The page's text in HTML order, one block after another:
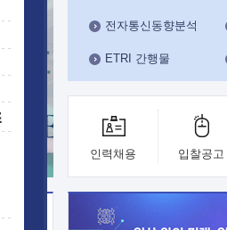
사업화본부
행정본부
대외협력부
전자통신동향분석
ETRI 간행물
인력채용 입찰공고